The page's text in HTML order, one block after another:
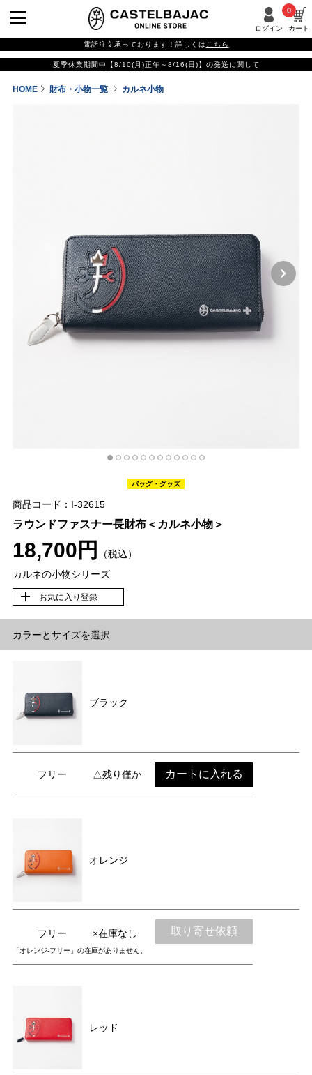
ログイン カート
0
電話注文承っております！詳しくは こちら
夏季休業期間中【8/10(月)正午～8/16(日)】の発送に関して
HOME 財布・小物一覧 カルネ小物
バッグ・グッズ
商品コード：I-32615
ラウンドファスナー長財布＜カルネ小物＞
18,700円
（税込）
カルネの小物シリーズ
お気に入り登録
カラーとサイズを選択
ブラック
フリー △残り僅か カートに入れる
オレンジ
フリー ×在庫なし 取り寄せ依頼
「オレンジ-フリー」の在庫がありません。
レッド